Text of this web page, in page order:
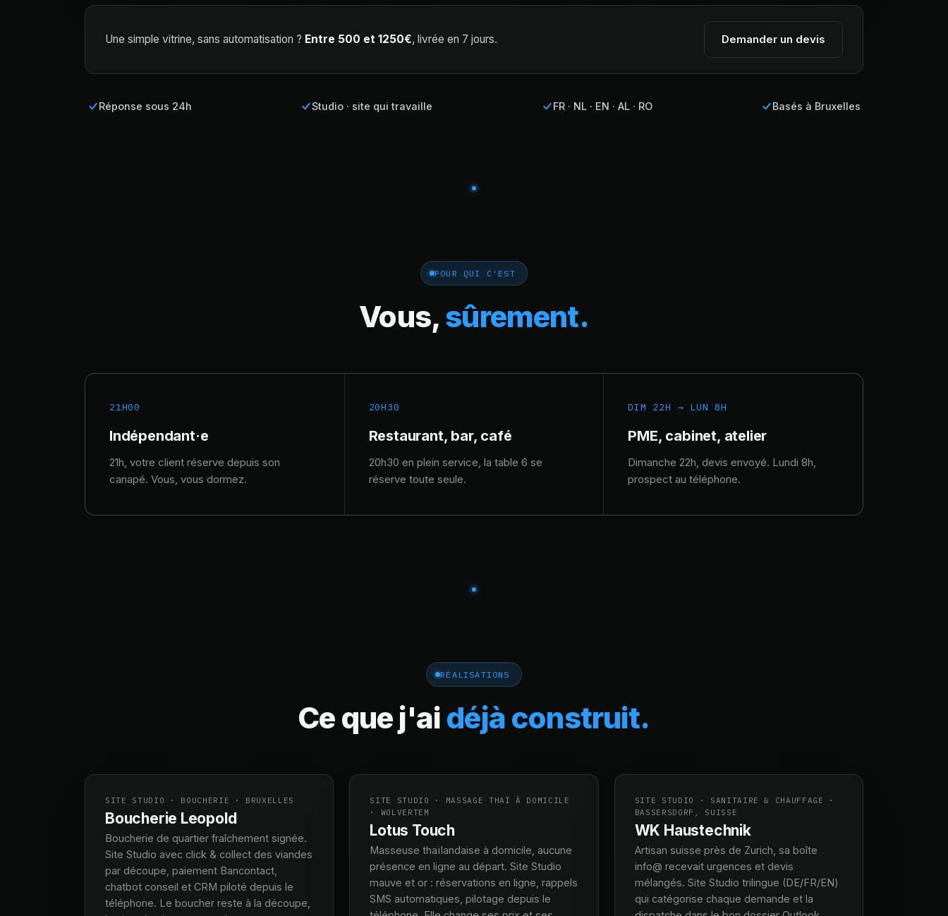
Une simple vitrine, sans automatisation ? Entre 500 et 1250€, livrée en 7 jours. Demander un devis
Réponse sous 24h Studio · site qui travaille FR · NL · EN · AL · RO Basés à Bruxelles
POUR QUI C'EST
Vous,sûrement.
21H00
Indépendant·e
21h, votre client réserve depuis son
canapé. Vous, vous dormez.
20H30
Restaurant, bar, café
20h30 en plein service, la table 6 se
réserve toute seule.
DIM 22H → LUN 8H
PME, cabinet, atelier
Dimanche 22h, devis envoyé. Lundi 8h,
prospect au téléphone.
RÉALISATIONS
Ce que j'aidéjà construit.
SITE STUDIO · BOUCHERIE · BRUXELLES
Boucherie Leopold
Boucherie de quartier fraîchement signée.
Site Studio avec click & collect des viandes
par découpe, paiement Bancontact,
chatbot conseil et CRM piloté depuis le
téléphone. Le boucher reste à la découpe,
SITE STUDIO · MASSAGE THAÏ À DOMICILE
· WOLVERTEM
Lotus Touch
Masseuse thaïlandaise à domicile, aucune
présence en ligne au départ. Site Studio
mauve et or : réservations en ligne, rappels
SMS automatiques, pilotage depuis le
SITE STUDIO · SANITAIRE & CHAUFFAGE ·
BASSERSDORF, SUISSE
WK Haustechnik
Artisan suisse près de Zurich, sa boîte
info@ recevait urgences et devis
mélangés. Site Studio trilingue (DE/FR/EN)
qui catégorise chaque demande et la